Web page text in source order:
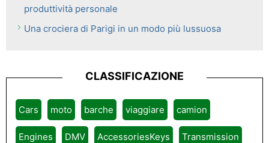
produttività personale
Una crociera di Parigi in un modo più lussuosa
CLASSIFICAZIONE
Cars moto barche viaggiare camion
Engines DMV AccessoriesKeys Transmission